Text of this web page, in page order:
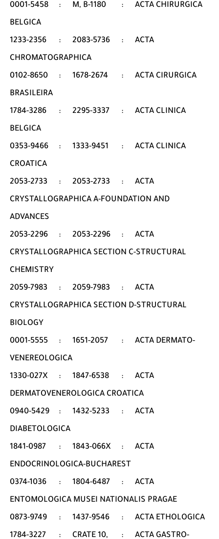
0001-5458
: M, B-1180 :
ACTA CHIRURGICA
BELGICA
1233-2356
: 2083-5736 :
ACTA
CHROMATOGRAPHICA
0102-8650
: 1678-2674 :
ACTA CIRURGICA
BRASILEIRA
1784-3286
: 2295-3337 :
ACTA CLINICA
BELGICA
0353-9466
: 1333-9451 :
ACTA CLINICA
CROATICA
2053-2733
: 2053-2733 :
ACTA
CRYSTALLOGRAPHICA A-FOUNDATION AND
ADVANCES
2053-2296
: 2053-2296 :
ACTA
CRYSTALLOGRAPHICA SECTION C-STRUCTURAL
CHEMISTRY
2059-7983
: 2059-7983 :
ACTA
CRYSTALLOGRAPHICA SECTION D-STRUCTURAL
BIOLOGY
0001-5555
: 1651-2057 :
ACTA DERMATO-
VENEREOLOGICA
1330-027X
: 1847-6538 :
ACTA
DERMATOVENEROLOGICA CROATICA
0940-5429
: 1432-5233 :
ACTA
DIABETOLOGICA
1841-0987
: 1843-066X :
ACTA
ENDOCRINOLOGICA-BUCHAREST
0374-1036
: 1804-6487 :
ACTA
ENTOMOLOGICA MUSEI NATIONALIS PRAGAE
0873-9749
: 1437-9546 :
ACTA ETHOLOGICA
1784-3227
: CRATE 10, :
ACTA GASTRO-